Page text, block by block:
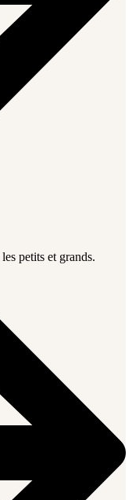
petits et grands.